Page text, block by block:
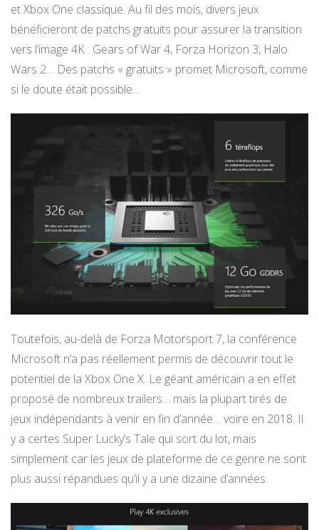
et Xbox One classique. Au fil des mois, divers jeux
bénéficieront de patchs gratuits pour assurer la transition
vers l’image 4K : Gears of War 4, Forza Horizon 3, Halo
Wars 2… Des patchs « gratuits » promet Microsoft, comme
si le doute était possible…
Toutefois, au-delà de Forza Motorsport 7, la conférence
Microsoft n’a pas réellement permis de découvrir tout le
potentiel de la Xbox One X. Le géant américain a en effet
proposé de nombreux trailers… mais la plupart tirés de
jeux indépendants à venir en fin d’année… voire en 2018. Il
y a certes Super Lucky’s Tale qui sort du lot, mais
simplement car les jeux de plateforme de ce genre ne sont
plus aussi répandues qu’il y a une dizaine d’années.